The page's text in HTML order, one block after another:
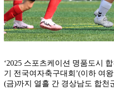
‘2025 스포츠케이션 명품도시
기 전국여자축구대회’(이하 여
(금)까지 열흘 간 경상남도 합천